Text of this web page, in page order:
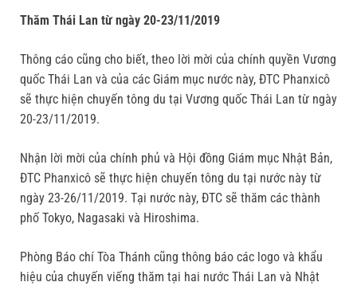
Thăm Thái Lan từ ngày 20-23/11/2019
Thông cáo cũng cho biết, theo lời mời của chính quyền Vương
quốc Thái Lan và của các Giám mục nước này, ĐTC Phanxicô
sẽ thực hiện chuyến tông du tại Vương quốc Thái Lan từ ngày
20-23/11/2019.
Nhận lời mời của chính phủ và Hội đồng Giám mục Nhật Bản,
ĐTC Phanxicô sẽ thực hiện chuyến tông du tại nước này từ
ngày 23-26/11/2019. Tại nước này, ĐTC sẽ thăm các thành
phố Tokyo, Nagasaki và Hiroshima.
Phòng Báo chí Tòa Thánh cũng thông báo các logo và khẩu
hiệu của chuyến viếng thăm tại hai nước Thái Lan và Nhật